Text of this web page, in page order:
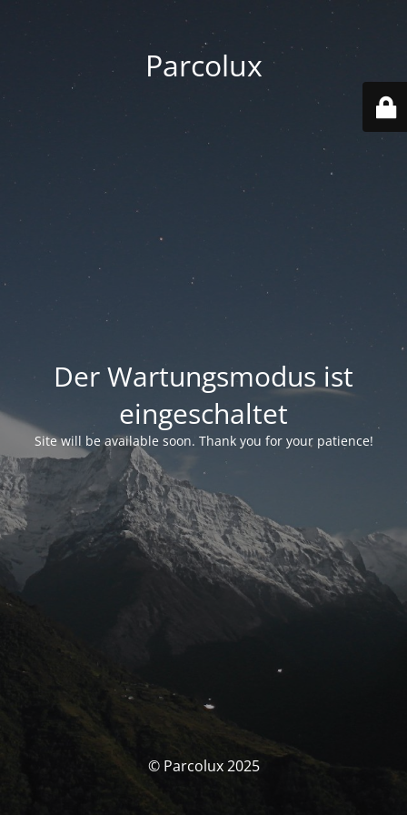
Parcolux
Der Wartungsmodus ist
eingeschaltet
Site will be available soon. Thank you for your patience!
© Parcolux 2025